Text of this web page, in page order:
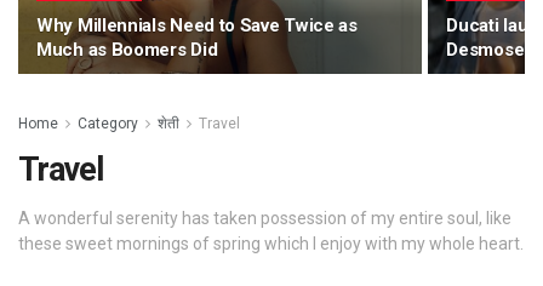
Why Millennials Need to Save Twice as
Much as Boomers Did
Ducati
Home Category शेती Travel
Travel
A wonderful serenity has taken possession of my entire soul, like
these sweet mornings of spring which I enjoy with my whole heart.